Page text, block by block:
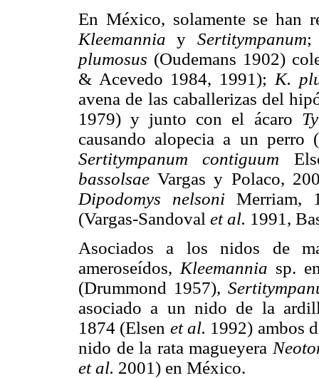
En México, solamente se han
Kleemannia y Sertitympanum
plumosus (Oudemans 1902)
& Acevedo 1984, 1991); K.
avena de las caballerizas del
1979) y junto con el ácaro
causando alopecia a un perro
Sertitympanum contiguum
bassolsae Vargas y Polaco,
Dipodomys nelsoni Merriam,
(Vargas-Sandoval et al. 1991,
Asociados a los nidos de
ameroseídos, Kleemannia sp.
(Drummond 1957),
asociado a un nido de la
1874 (Elsen et al. 1992) ambos
nido de la rata magueyera
et al. 2001) en México.